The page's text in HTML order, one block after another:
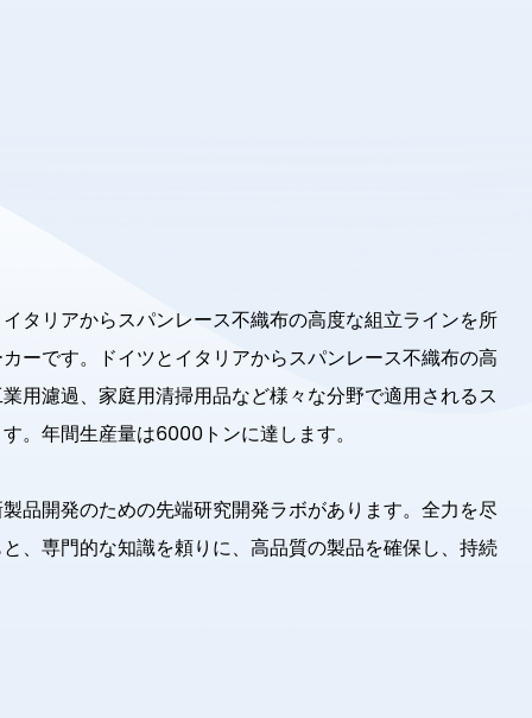
タリアからスパンレース不織布の高度な組立ラインを所
ーです。ドイツとイタリアからスパンレース不織布の高
用濾過、家庭用清掃用品など様々な分野で適用されるス
。年間生産量は6000トンに達します。
品開発のための先端研究開発ラボがあります。全力を尽
、専門的な知識を頼りに、高品質の製品を確保し、持続